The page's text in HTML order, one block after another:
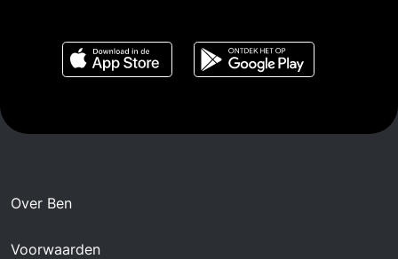
Over Ben
Voorwaarden